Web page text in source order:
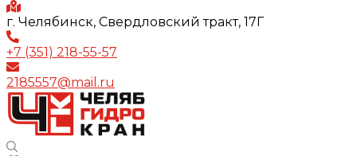
г. Челябинск, Свердловский тракт, 17Г
+7 (351) 218-55-57
2185557@mail.ru